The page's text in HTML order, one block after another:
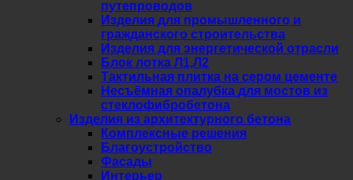
путепроводов
Изделия для промышленного и
гражданского строительства
Изделия для энергетической отрасли
Блок лотка Л1,Л2
Тактильная плитка на сером цементе
Несъёмная опалубка для мостов из
стеклофибробетона
Изделия из архитектурного бетона
Комплексные решения
Благоустройство
Фасады
Интерьер